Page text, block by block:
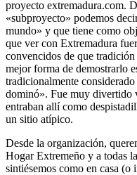
proyecto extremadura.com.
«subproyecto» podemos
mundo» y que tiene como
que ver con Extremadura
convencidos de que
mejor forma de demostrarlo
tradicionalmente
dominó». Fue muy divertido
entraban allí como
un sitio atípico.
Desde la organización,
Hogar Extremeño y a todas
sintiésemos como en casa (o